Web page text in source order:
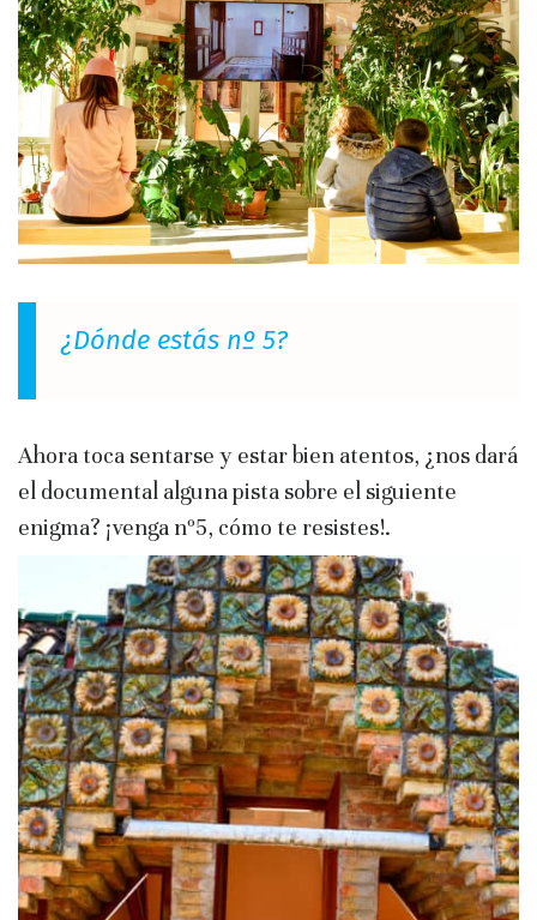
¿Dónde estás nº 5?
Ahora toca sentarse y estar bien atentos, ¿nos dará
el documental alguna pista sobre el siguiente
enigma? ¡venga nº5, cómo te resistes!.